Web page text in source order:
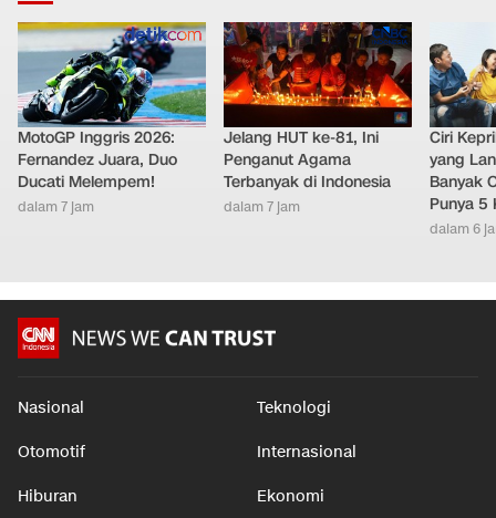
MotoGP Inggris 2026:
Fernandez Juara, Duo
Ducati Melempem!
dalam 7 jam
Jelang HUT ke-81, Ini
Penganut Agama
Terbanyak di Indonesia
dalam 7 jam
Ciri
yang
Banyak
Punya 5
dalam 6
Nasional Teknologi
Otomotif Internasional
Hiburan Ekonomi